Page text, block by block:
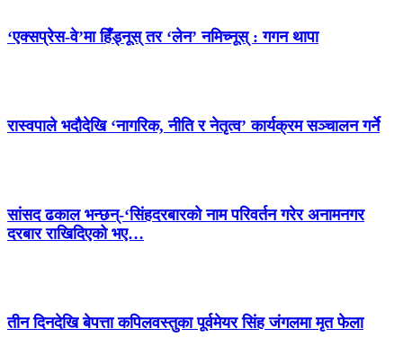
‘एक्सप्रेस-वे’मा हिँड्नूस् तर ‘लेन’ नमिच्नूस् : गगन थापा
रास्वपाले भदौदेखि ‘नागरिक, नीति र नेतृत्व’ कार्यक्रम सञ्चालन गर्ने
सांसद ढकाल भन्छन्-‘सिंहदरबारको नाम परिवर्तन गरेर अनामनगर
दरबार राखिदिएको भए…
तीन दिनदेखि बेपत्ता कपिलवस्तुका पूर्वमेयर सिंह जंगलमा मृत फेला